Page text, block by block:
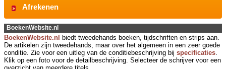
Afrekenen
BoekenWebsite.nl
BoekenWebsite.nl
biedt tweedehands boeken, tijdschriften en strips aan.
De artikelen zijn tweedehands, maar over het algemeen in een zeer goede
conditie. Zie voor een uitleg van de conditiebeschrijving bij specificaties.
Klik op een foto voor de detailbeschrijving. Selecteer de schrijver voor een